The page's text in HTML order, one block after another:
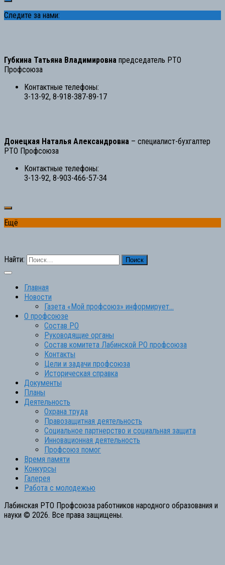
Следите за нами:
Губкина Татьяна Владимировна председатель РТО
Профсоюза
Контактные телефоны:
3-13-92, 8-918-387-89-17
Донецкая Наталья Александровна – специалист-бухгалтер
РТО Профсоюза
Контактные телефоны:
3-13-92, 8-903-466-57-34
Ещё
Найти:
Главная
Новости
Газета «Мой профсоюз» информирует…
О профсоюзе
Состав РО
Руководящие органы
Состав комитета Лабинской РО профсоюза
Контакты
Цели и задачи профсоюза
Историческая справка
Документы
Планы
Деятельность
Охрана труда
Правозащитная деятельность
Социальное партнерство и социальная защита
Инновационная деятельность
Профсоюз помог
Время памяти
Конкурсы
Галерея
Работа с молодежью
Лабинская РТО Профсоюза работников народного образования и
науки © 2026. Все права защищены.